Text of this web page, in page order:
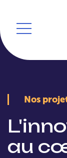
Nos
au